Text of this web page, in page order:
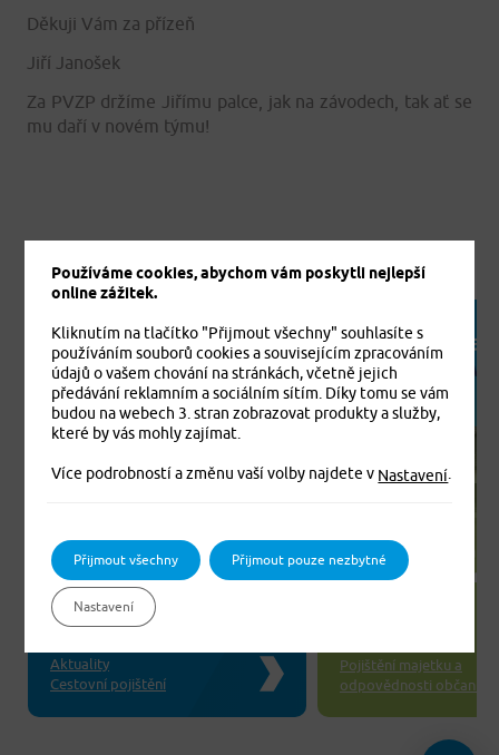
Děkuji Vám za přízeň
Jiří Janošek
Za PVZP držíme Jiřímu palce, jak na závodech, tak ať se
mu daří v novém týmu!
AKTUALITY
31. 7. 2026
Pojištění na cesty se může
vyplatit dvojnásob
Aktuality
Cestovní pojištění
AKTUALITY
vznikla škoda na
důsledku povodní
Pojištění majetku a
odpovědnosti občanů
Používáme cookies, abychom vám poskytli nejlepší
online zážitek.
Kliknutím na tlačítko "Přijmout všechny" souhlasíte s
používáním souborů cookies a souvisejícím zpracováním
údajů o vašem chování na stránkách, včetně jejich
předávání reklamním a sociálním sítím. Díky tomu se vám
budou na webech 3. stran zobrazovat produkty a služby,
které by vás mohly zajímat.
Více podrobností a změnu vaší volby najdete v Nastavení.
Přijmout všechny Přijmout pouze nezbytné
Nastavení